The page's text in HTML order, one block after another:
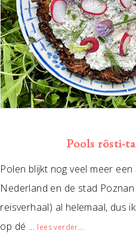
Pools rösti-
Polen blijkt nog veel meer
Nederland en de stad Poznan
reisverhaal) al helemaal, dus
op dé ... lees verder...